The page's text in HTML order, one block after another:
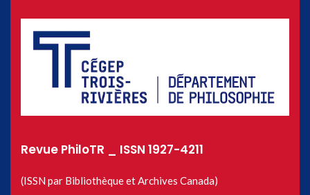
Revue PhiloTR _ ISSN 1927-4211
(ISSN par Bibliothèque et Archives Canada)